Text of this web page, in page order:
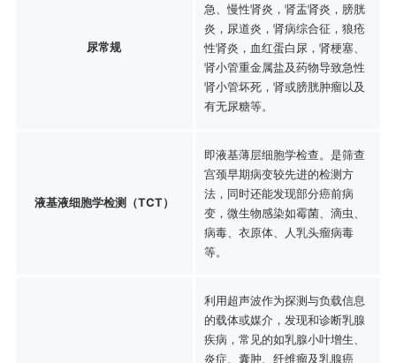
尿常规
急、慢性肾炎，肾盂肾炎，膀胱
炎，尿道炎，肾病综合征，狼疮
性肾炎，血红蛋白尿，肾梗塞、
肾小管重金属盐及药物导致急性
肾小管坏死，肾或膀胱肿瘤以及
有无尿糖等。
液基液细胞学检测（TCT）
即液基薄层细胞学检查。是筛查
宫颈早期病变较先进的检测方
法，同时还能发现部分癌前病
变，微生物感染如霉菌、滴虫、
病毒、衣原体、人乳头瘤病毒
等。
利用超声波作为探测与负载信息
的载体或媒介，发现和诊断乳腺
疾病，常见的如乳腺小叶增生、
炎症、囊肿、纤维瘤及乳腺癌